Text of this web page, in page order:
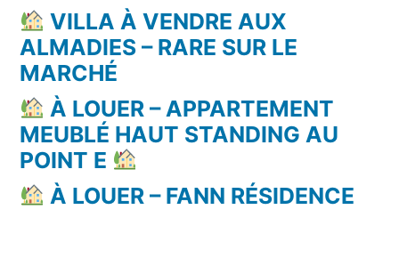
VILLA À VENDRE AUX
ALMADIES – RARE SUR LE
MARCHÉ
À LOUER – APPARTEMENT
MEUBLÉ HAUT STANDING AU
POINT E
À LOUER – FANN RÉSIDENCE